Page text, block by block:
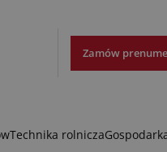
Zamów
Technika rolnicza